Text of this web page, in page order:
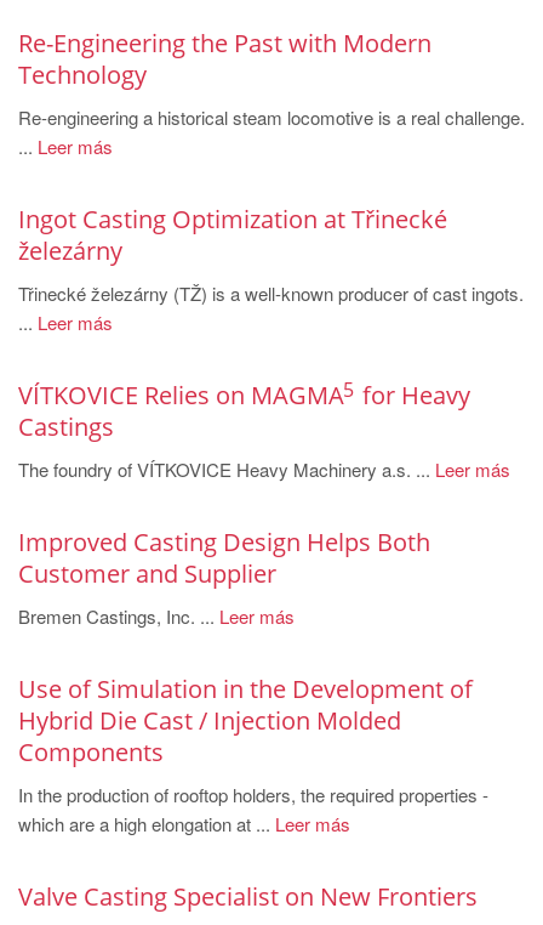
MAGMA India
EN
MAGMA Korea
KO
Re-Engineering the Past with Modern
Technology
Re-engineering a historical steam locomotive is a real challenge.
... Leer más
Ingot Casting Optimization at Třinecké
železárny
Třinecké železárny (TŽ) is a well-known producer of cast ingots.
... Leer más
VÍTKOVICE Relies on MAGMA
5 for Heavy
Castings
The foundry of VÍTKOVICE Heavy Machinery a.s. ... Leer más
Improved Casting Design Helps Both
Customer and Supplier
Bremen Castings, Inc. ... Leer más
Use of Simulation in the Development of
Hybrid Die Cast / Injection Molded
Components
In the production of rooftop holders, the required properties -
which are a high elongation at ... Leer más
Valve Casting Specialist on New Frontiers